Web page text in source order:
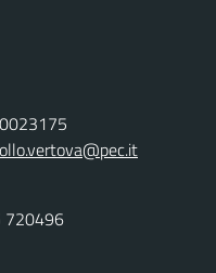
720496